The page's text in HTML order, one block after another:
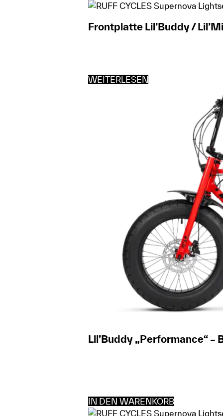
Frontplatte Lil’Buddy /
WEITERLESEN
Lil’Buddy „Performance“ –
IN DEN WARENKORB